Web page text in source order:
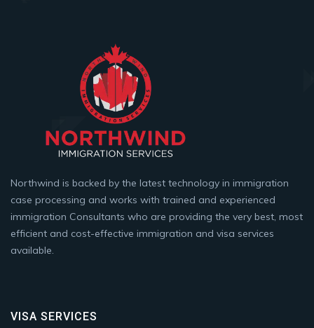
Northwind is backed by the latest technology in immigration
case processing and works with trained and experienced
immigration Consultants who are providing the very best, most
efficient and cost-effective immigration and visa services
available.
VISA SERVICES